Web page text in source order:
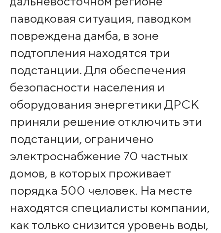
паводковая ситуация, паводком
повреждена дамба, в зоне
подтопления находятся три
подстанции. Для обеспечения
безопасности населения и
оборудования энергетики ДРСК
приняли решение отключить эти
подстанции, ограничено
электроснабжение 70 частных
домов, в которых проживает
порядка 500 человек. На месте
находятся специалисты компании,
как только снизится уровень воды,